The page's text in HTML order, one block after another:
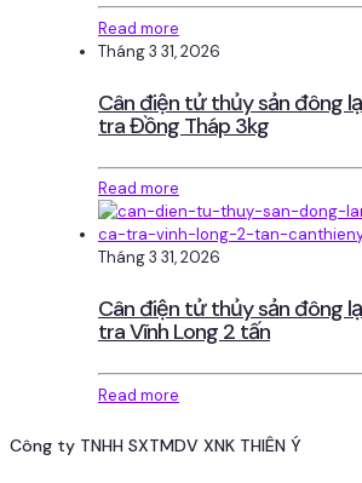
Read more
Tháng 3 31, 2026
Cân điện tử thủy sản đông
tra Đồng Tháp 3kg
Read more
Tháng 3 31, 2026
Cân điện tử thủy sản đông
tra Vĩnh Long 2 tấn
Read more
Công ty TNHH SXTMDV XNK THIÊN Ý